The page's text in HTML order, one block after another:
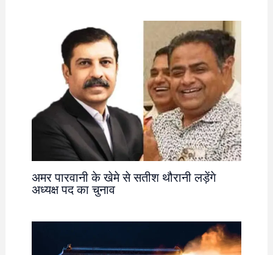
अमर पारवानी के खेमे से सतीश थौरानी लड़ेंगे
अध्यक्ष पद का चुनाव